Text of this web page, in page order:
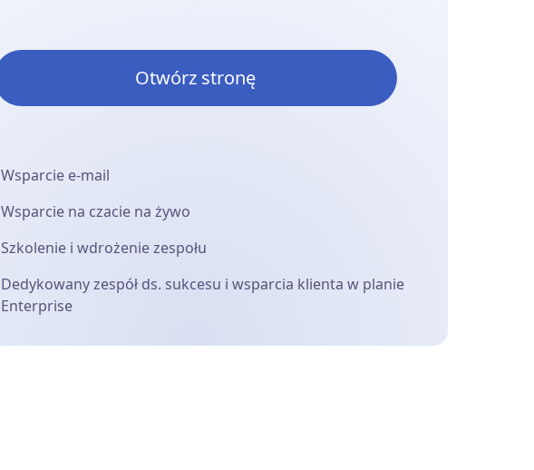
Otwórz stronę
Wsparcie e-mail
Wsparcie na czacie na żywo
Szkolenie i wdrożenie zespołu
Dedykowany zespół ds. sukcesu i wsparcia klienta w planie
Enterprise